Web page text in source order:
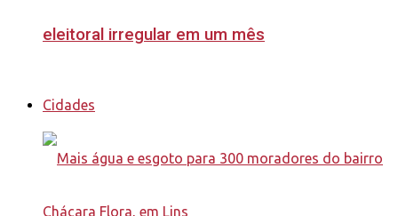
eleitoral irregular em um mês
Cidades